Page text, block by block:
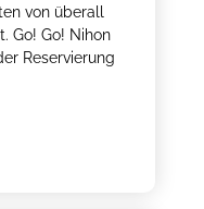
von überall
Go! Go! Nihon
Reservierung